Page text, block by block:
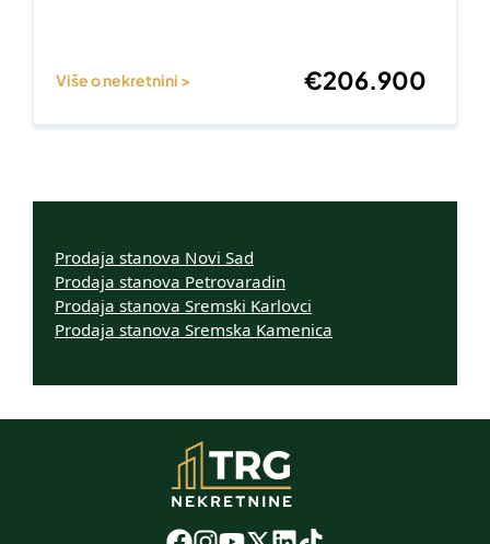
Više o nekretnini > €206.900
Prodaja stanova Novi Sad
Prodaja stanova Petrovaradin
Prodaja stanova Sremski Karlovci
Prodaja stanova Sremska Kamenica